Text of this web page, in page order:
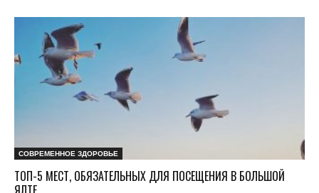
СОВРЕМЕННОЕ ЗДОРОВЬЕ
ТОП-5 МЕСТ, ОБЯЗАТЕЛЬНЫХ ДЛЯ ПОСЕЩЕНИЯ В БОЛЬШОЙ